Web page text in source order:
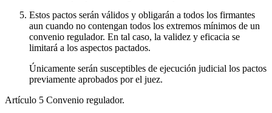
Estos pactos serán válidos y obligarán a todos los firmantes
aun cuando no contengan todos los extremos mínimos de un
convenio regulador. En tal caso, la validez y eficacia se
limitará a los aspectos pactados.
Únicamente serán susceptibles de ejecución judicial los pactos
previamente aprobados por el juez.
Artículo 5 Convenio regulador.